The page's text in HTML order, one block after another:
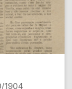
1904